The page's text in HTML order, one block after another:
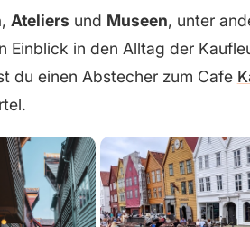
, Ateliers und Museen, unter
Einblick in den Alltag der
du einen Abstecher zum Cafe